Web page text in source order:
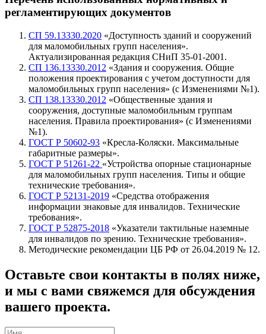
регламентирующих документов
СП 59.13330.2020 «Доступность зданий и сооружений
для маломобильных групп населения».
Актуализированная редакция СНиП 35-01-2001.
СП 136.13330.2012 «Здания и сооружения. Общие
положения проектирования с учетом доступности для
маломобильных групп населения» (с Изменениями №1).
СП 138.13330.2012 «Общественные здания и
сооружения, доступные маломобильным группам
населения. Правила проектирования» (с Изменениями
№1).
ГОСТ Р 50602-93 «Кресла-Коляски. Максимальные
габаритные размеры».
ГОСТ Р 51261-22 «Устройства опорные стационарные
для маломобильных групп населения. Типы и общие
технические требования».
ГОСТ Р 52131-2019 «Средства отображения
информации знаковые для инвалидов. Технические
требования».
ГОСТ Р 52875-2018 «Указатели тактильные наземные
для инвалидов по зрению. Технические требования».
Методические рекомендации ЦБ РФ от 26.04.2019 № 12.
Оставьте свои контакты в полях ниже,
и мы с вами свяжемся для обсуждения
вашего проекта.